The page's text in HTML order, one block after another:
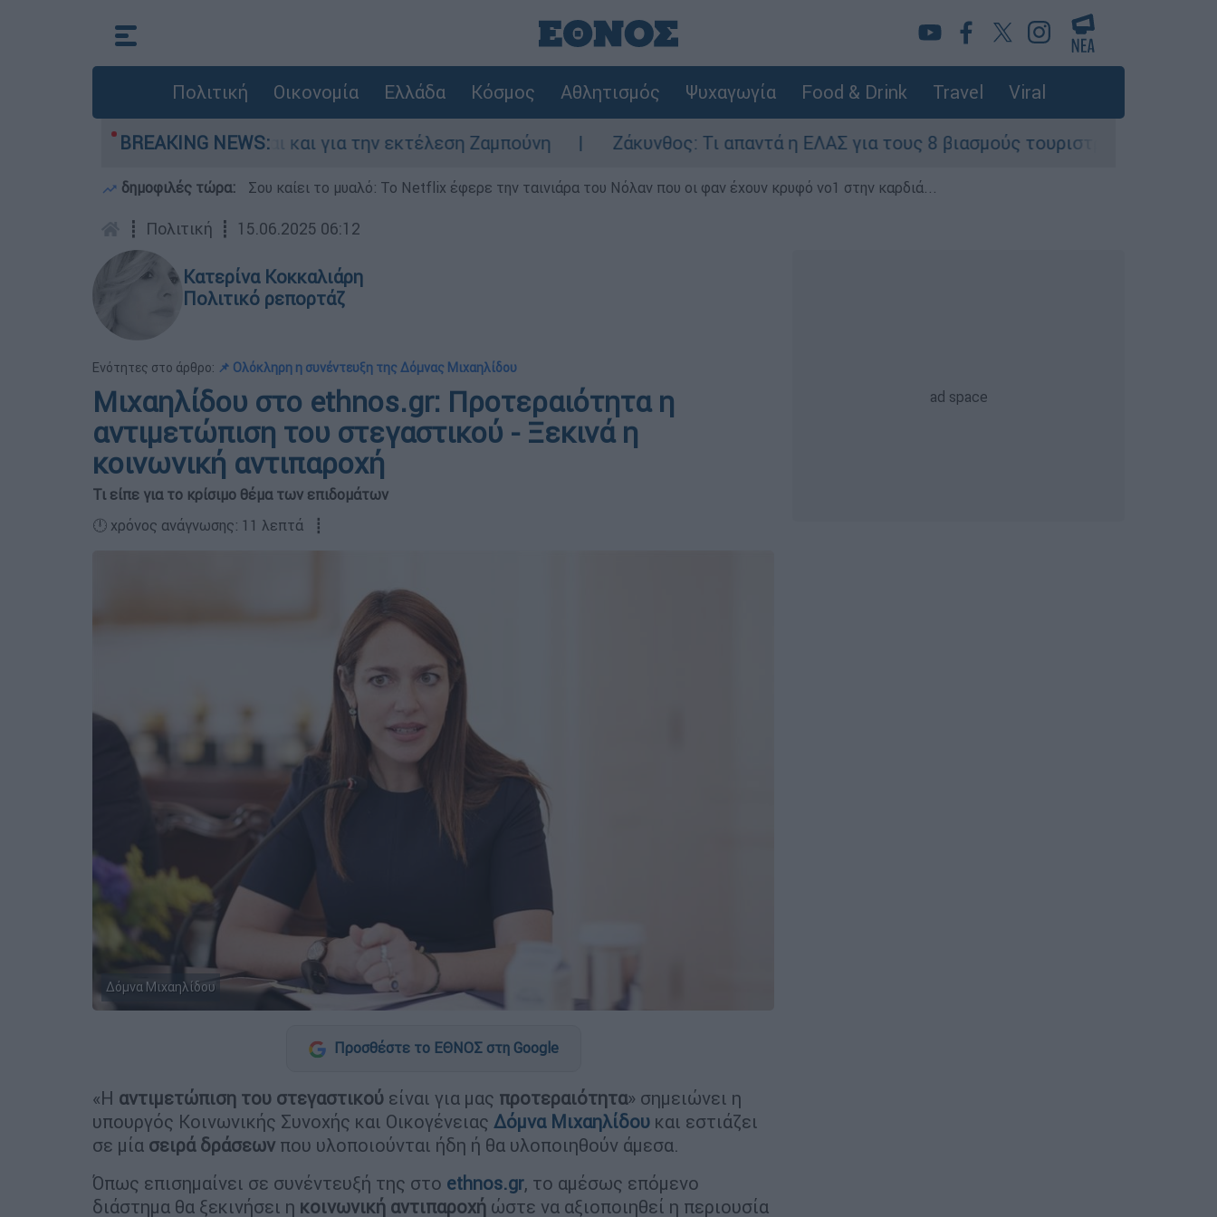
Πολιτική Οικονομία Ελλάδα Κόσμος Αθλητισμός Ψυχαγωγία Food & Drink Travel Viral
BREAKING NEWS:
- Κατηγορείται και για την εκτέλεση Ζαμπούνη Ζάκυνθος: Τι απαντά η ΕΛΑΣ για τους 8 βιασμούς τουριστριών - «Μόνο 3
δημοφιλές τώρα: Σου καίει το μυαλό: Το Netflix έφερε την ταινιάρα του Νόλαν που οι φαν έχουν κρυφό νο1 στην καρδιά...
┋ Πολιτική ┋ 15.06.2025 06:12
Κατερίνα Κοκκαλιάρη
Πολιτικό ρεπορτάζ
Ενότητες στο άρθρο: 📌 Ολόκληρη η συνέντευξη της Δόμνας Μιχαηλίδου
Μιχαηλίδου στο ethnos.gr: Προτεραιότητα η
αντιμετώπιση του στεγαστικού - Ξεκινά η
κοινωνική αντιπαροχή
Τι είπε για το κρίσιμο θέμα των επιδομάτων
🕛 χρόνος ανάγνωσης: 11 λεπτά ┋
Δόμνα Μιχαηλίδου
Προσθέστε το ΕΘΝΟΣ στη Google
«Η αντιμετώπιση του στεγαστικού είναι για μας προτεραιότητα» σημειώνει η
υπουργός Κοινωνικής Συνοχής και Οικογένειας Δόμνα Μιχαηλίδου και εστιάζει
σε μία σειρά δράσεων που υλοποιούνται ήδη ή θα υλοποιηθούν άμεσα.
Όπως επισημαίνει σε συνέντευξή της στο ethnos.gr, το αμέσως επόμενο
διάστημα θα ξεκινήσει η κοινωνική αντιπαροχή ώστε να αξιοποιηθεί η περιουσία